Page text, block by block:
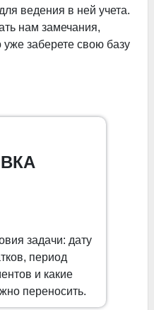
ведения в ней учета.
нам замечания,
уже заберете свою базу
задачи: дату
период
и какие
переносить.